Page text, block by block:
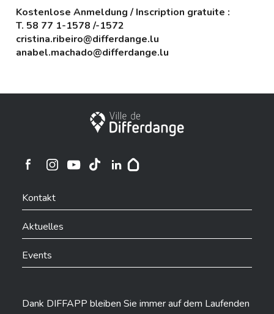
Kostenlose Anmeldung / Inscription gratuite :
T. 58 77 1-1578 /-1572
cristina.ribeiro@differdange.lu
anabel.machado@differdange.lu
Stadt Differdingen
Ville de Differdange sur Instagram
Kontakt
Aktuelles
Events
Dank DIFFAPP bleiben Sie immer auf dem Laufenden